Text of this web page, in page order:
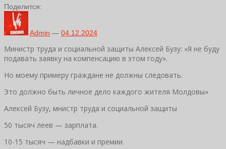
Поделится:
Admin — 04.12.2024
Министр труда и социальной защиты Алексей Бузу: «Я не буду
подавать заявку на компенсацию в этом году».
Но моему примеру граждане не должны следовать.
Это должно быть личное дело каждого жителя Молдовы»
Алексей Бузу, мнистр труда и социальной защиты
50 тысяч леев — зарплата.
10-15 тысяч — надбавки и премии.